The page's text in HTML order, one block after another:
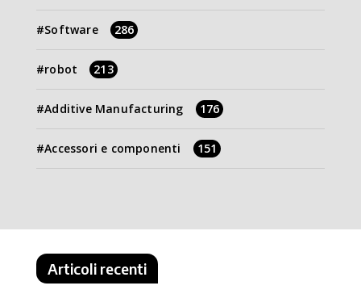
Software 286
robot 213
Additive Manufacturing 176
Accessori e componenti 151
Articoli recenti